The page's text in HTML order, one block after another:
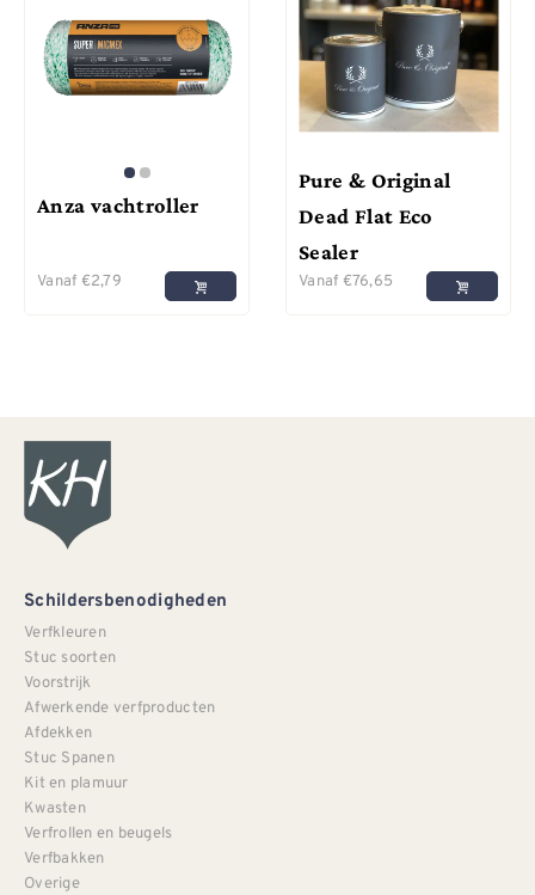
Anza vachtroller
Vanaf €2,79
Pure & Original
Dead Flat Eco
Sealer
Vanaf €76,65
Schildersbenodigheden
Verfkleuren
Stuc soorten
Voorstrijk
Afwerkende verfproducten
Afdekken
Stuc Spanen
Kit en plamuur
Kwasten
Verfrollen en beugels
Verfbakken
Overige